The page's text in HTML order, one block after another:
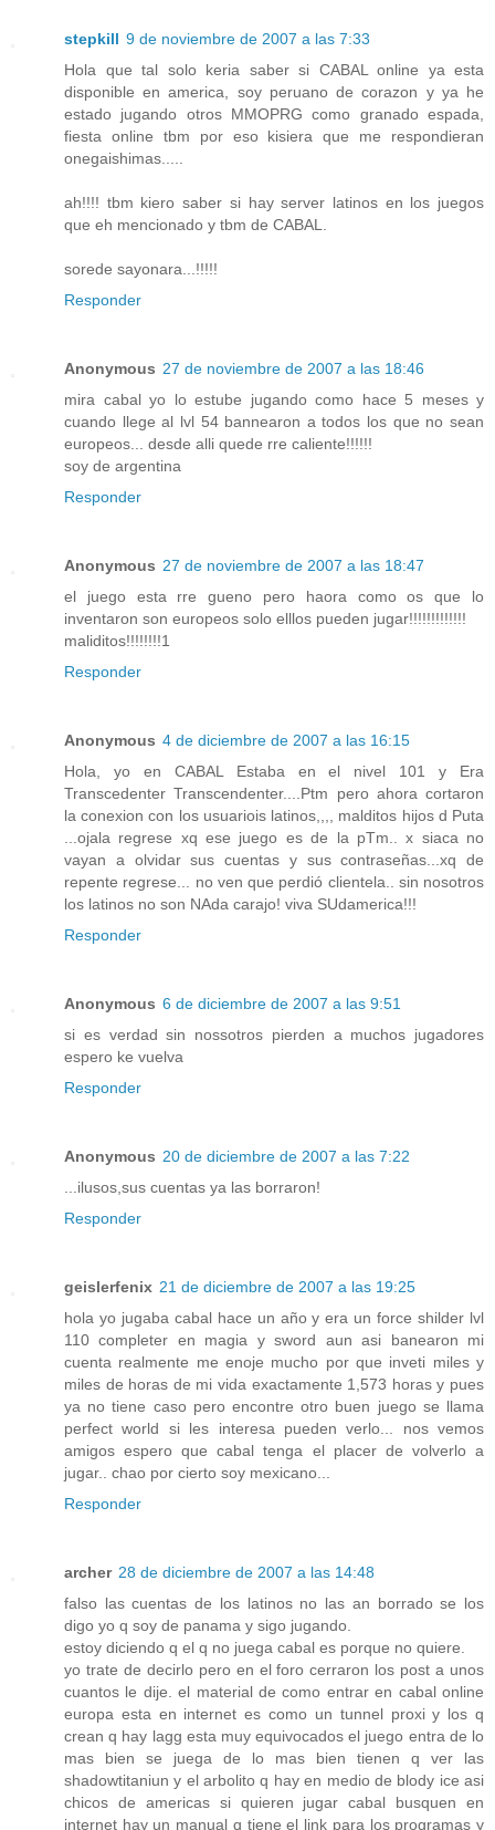
stepkill 9 de noviembre de 2007 a las 7:33
Hola que tal solo keria saber si CABAL online ya esta
disponible en america, soy peruano de corazon y ya he
estado jugando otros MMOPRG como granado espada,
fiesta online tbm por eso kisiera que me respondieran
onegaishimas.....
ah!!!! tbm kiero saber si hay server latinos en los juegos
que eh mencionado y tbm de CABAL.
sorede sayonara...!!!!!
Responder
Anonymous 27 de noviembre de 2007 a las 18:46
mira cabal yo lo estube jugando como hace 5 meses y
cuando llege al lvl 54 bannearon a todos los que no sean
europeos... desde alli quede rre caliente!!!!!!
soy de argentina
Responder
Anonymous 27 de noviembre de 2007 a las 18:47
el juego esta rre gueno pero haora como os que lo
inventaron son europeos solo elllos pueden jugar!!!!!!!!!!!!!
maliditos!!!!!!!!1
Responder
Anonymous 4 de diciembre de 2007 a las 16:15
Hola, yo en CABAL Estaba en el nivel 101 y Era
Transcedenter Transcendenter....Ptm pero ahora cortaron
la conexion con los usuariois latinos,,,, malditos hijos d Puta
...ojala regrese xq ese juego es de la pTm.. x siaca no
vayan a olvidar sus cuentas y sus contraseñas...xq de
repente regrese... no ven que perdió clientela.. sin nosotros
los latinos no son NAda carajo! viva SUdamerica!!!
Responder
Anonymous 6 de diciembre de 2007 a las 9:51
si es verdad sin nossotros pierden a muchos jugadores
espero ke vuelva
Responder
Anonymous 20 de diciembre de 2007 a las 7:22
...ilusos,sus cuentas ya las borraron!
Responder
geislerfenix 21 de diciembre de 2007 a las 19:25
hola yo jugaba cabal hace un año y era un force shilder lvl
110 completer en magia y sword aun asi banearon mi
cuenta realmente me enoje mucho por que inveti miles y
miles de horas de mi vida exactamente 1,573 horas y pues
ya no tiene caso pero encontre otro buen juego se llama
perfect world si les interesa pueden verlo... nos vemos
amigos espero que cabal tenga el placer de volverlo a
jugar.. chao por cierto soy mexicano...
Responder
archer 28 de diciembre de 2007 a las 14:48
falso las cuentas de los latinos no las an borrado se los
digo yo q soy de panama y sigo jugando.
estoy diciendo q el q no juega cabal es porque no quiere.
yo trate de decirlo pero en el foro cerraron los post a unos
cuantos le dije. el material de como entrar en cabal online
europa esta en internet es como un tunnel proxi y los q
crean q hay lagg esta muy equivocados el juego entra de lo
mas bien se juega de lo mas bien tienen q ver las
shadowtitaniun y el arbolito q hay en medio de blody ice asi
chicos de americas si quieren jugar cabal busquen en
internet hay un manual q tiene el link para los programas y